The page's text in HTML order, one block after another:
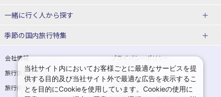
山形県
関東
埼玉県 千葉県
茨城県 栃木県
宮城県ホテル・旅館
山形県ホテル・旅館
東京都ホテル・旅館 神奈川県ホテル・旅館
埼玉県ホテル・旅館 千葉県ホテル・旅館
十勝川温泉(北海道)
洞爺湖温泉(北海道)
層雲峡温泉(北海道)
東北
花巻温泉(岩手) 蔵王温泉(山形)
北海道旅行・ツアー
東北
青森旅行・ツアー 岩手旅行・ツアー
宮城旅行・ツアー 秋田旅行・ツアー
山形旅行・ツアー 福島旅行・ツアー
東京ディズニーリゾート®への旅
ユニバーサル・スタジオ・ジャパ
一緒に行く人から探す
一人旅 国内版
カップル・夫婦旅行 国内版 女子旅 国内版
卒業旅行・学生旅行 国内版
季節の国内旅行特集
桜・お花見特集
ゴールデンウィーク（GW）の国内
旅行
夏休み・お盆の国内旅行 7月の国内旅行
会社情報
プライバシーポリシー
旅行業登録票・約款
規約集
旅行条件書
商標について
当社サイト内においてお客様ごとに最適なサービスを提
供する目的及び当社サイト外で最適な広告を表示するこ
とを目的にCookieを使用しています。Cookieの使用に